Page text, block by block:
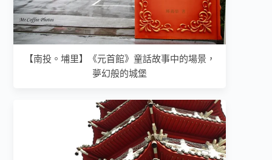
【南投。埔里】《元首館》童話故事中的場景，
夢幻般的城堡